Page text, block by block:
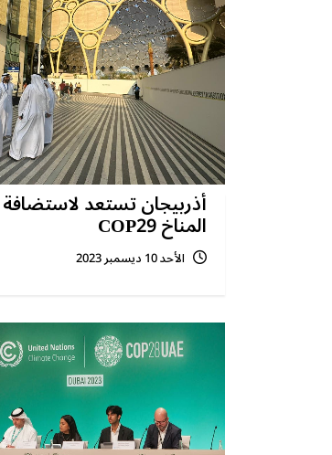
أذربيجان تستعد
المناخ COP29
الأحد 10 ديسمبر 2023